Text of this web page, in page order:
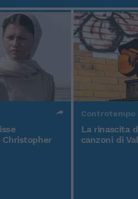
Christopher
Controtempo
La rinascita
canzoni di